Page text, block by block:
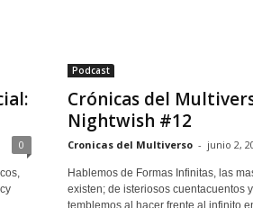
0
Podcast
Crónicas del
Nightwish #12
Cronicas del Multiverso - junio 2,
Hablemos de Formas Infinitas, las
existen; de isteriosos cuentacuentos